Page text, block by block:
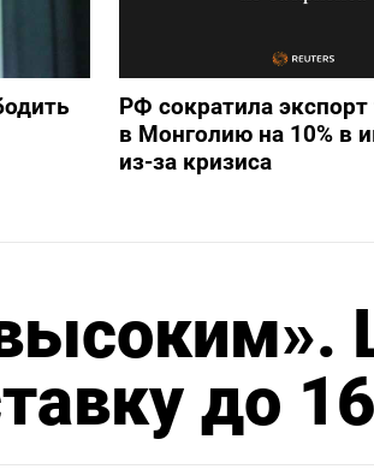
РФ сократила экспорт
в Монголию на 10% в
из-за кризиса
до